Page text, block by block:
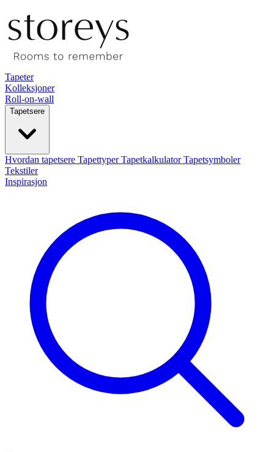
Tapeter
Kolleksjoner
Roll-on-wall
Tapetsere
Hvordan tapetsere TapettyperTapetkalkulatorTapetsymboler
Tekstiler
Inspirasjon